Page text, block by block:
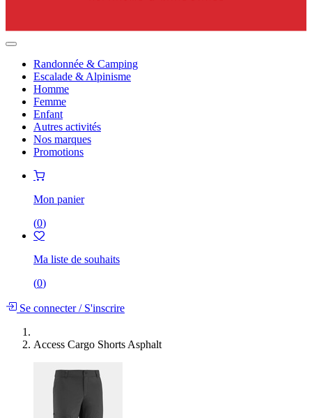
Randonnée & Camping
Escalade & Alpinisme
Homme
Femme
Enfant
Autres activités
Nos marques
Promotions
Mon panier
(0)
Ma liste de souhaits
(0)
Se connecter/S'inscrire
Access Cargo Shorts Asphalt